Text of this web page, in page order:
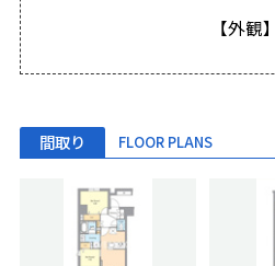
【外観】
間取り FLOOR PLANS